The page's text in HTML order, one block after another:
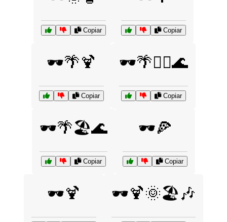
Copiar Copiar
🕶️🌴🍹
Copiar
🕶️🌴🏄‍♂️🌊
Copiar
🕶️🌴🏖️🌊
Copiar
🕶️🍕
Copiar
🕶️🍹 🕶️🍹🌞🏖️🎶